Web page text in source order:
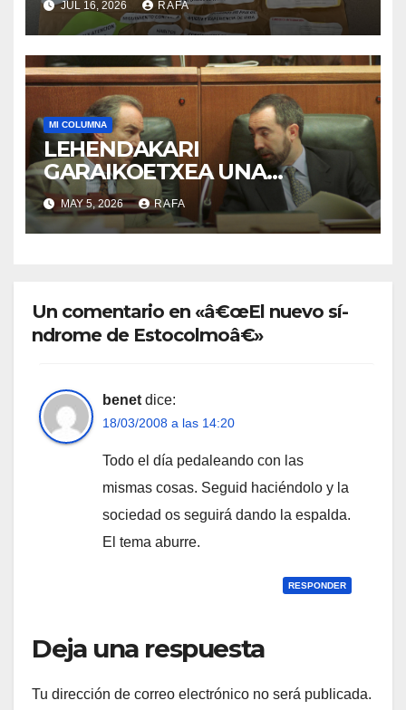
JUL 16, 2026 RAFA
MI COLUMNA
LEHENDAKARI
GARAIKOETXEA UNA
PERSONA QUE DIGNIFICA EL
EJERCICIO DE LA POLÍTICA
MAY 5, 2026 RAFA
Un comentario en «â€œEl nuevo sí­
ndrome de Estocolmoâ€»
benet dice:
18/03/2008 a las 14:20
Todo el dí­a pedaleando con las
mismas cosas. Seguid haciéndolo y la
sociedad os seguirá dando la espalda.
El tema aburre.
RESPONDER
Deja una respuesta
Tu dirección de correo electrónico no será publicada.